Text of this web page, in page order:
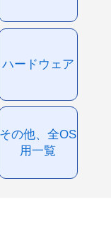
ハードウェア
その他、全OS
用一覧